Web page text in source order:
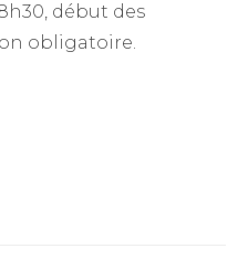
début des
obligatoire.